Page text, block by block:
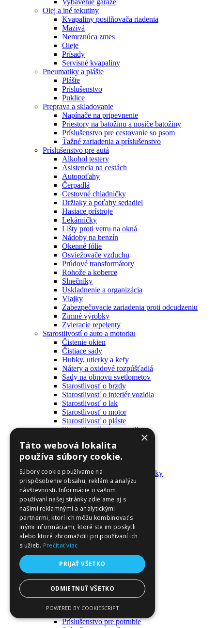
Olej a iné tekutiny
Kvapaliny posilňovača riadenia
Mazivá
Nemrznúca zmes
Oleje
Prísady
Servisné kvapaliny
Pneumatiky a plášte
Plášte
Príslušenstvo
Puklice
Preprava a skladovanie
Napínače na pripevnenie
Priestory na batožinu a nosiče batožiny
Príslušenstvo pre cestovanie so psom
Ťažné zariadenia a príslušenstvo
Príslušenstvo pre autá
Alkohol testery
Asistencia na cestách
Autopoťahy
Čerpadlá
Cestovné chladničky
Držiaky a poťahy sedadiel
Hasiace prístroje
Lekárničky
Lišty proti vetru na okná
Nádoby na benzín
Okenné fólie
Osviežovače vzduchu
Prúdové transformátory
Rohože a koberce
Slnečníky
Uskladnenie a organizácia
Vlajky
Zabezpečovacie zariadenia proti odcudzeniu
Zimné výrobky
Zvieracie repelenty
Starostlivostí o auto a motorku
Čistenie okien
Čistiace sady
Hubky, utierky a kefy
Nátery a oxidové rozpúšťadlá
Sady na obnovu svetlometov
Starostlivosť o brzdy
Starostlivosť o interiér vozidla
Starostlivosť o lak
Starostlivosť o motor
Starostlivosť o pláste
Starostlivosť o pneumatiky
Batohy a tašky
Kľúčenky
Oblečenie
Zmývateľné tetovačky a nálepky
Domáci majster a nástroje
Elektrické zapojenie
Časové spínače
Diferenciálne spínače
Domové zvončeky
Elektrické káble
Káble
Káblové navijáky
Monitory napájania
Nástenné dosky a rámy
Nástroje a ovládače
Podávače
Príruby
Príslušenstvo pre potrubie
×
Táto webová lokalita
používa súbory cookie.
Súbory cookie používame na
prispôsobenie obsahu, reklám a analýzu
návštevnosti. Informácie o vašom
používaní našej stránky zdieľame aj s
našimi reklamnými a analytickými
partnermi, ktorí ich môžu kombinovať s
inými informáciami, ktoré ste im poskytli
alebo ktoré zhromaždili pri používaní ich
služieb. Prečítať viac
PRIJAŤ VŠETKO
ODMIETNUŤ VŠETKO
POWERED BY COOKIESCRIPT